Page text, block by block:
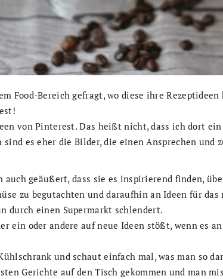
Food-Bereich gefragt, wo diese ihre
von Pinterest. Das heißt nicht, dass ich dort ein
es eher die Bilder, die einen Ansprechen und
auch geäußert, dass sie es inspirierend finden,
zu begutachten und daraufhin an Ideen für das
durch einen Supermarkt schlendert.
ein oder andere auf neue Ideen stößt, wenn es
und schaut einfach mal, was man so
Gerichte auf den Tisch gekommen und man